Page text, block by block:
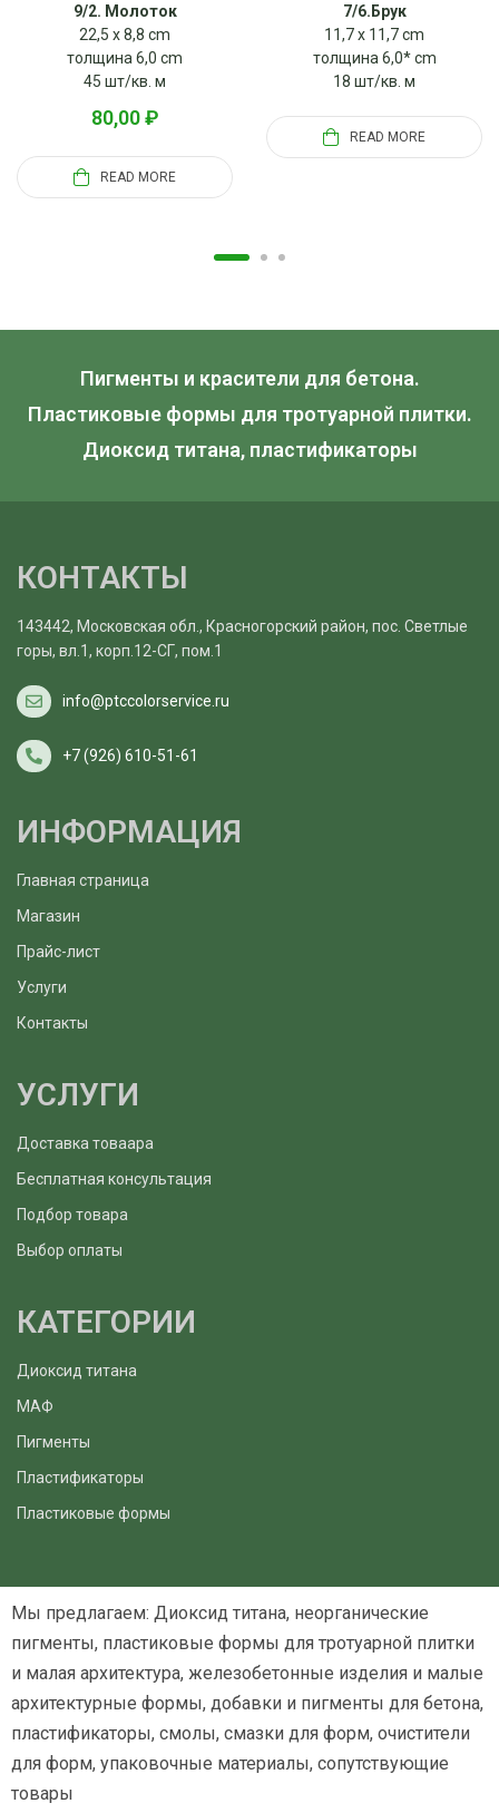
9/2. Молоток
22,5 x 8,8 cm
толщина 6,0 cm
45 шт/кв. м
80,00₽
READ MORE
7/6.Брук
11,7 x 11,7 cm
толщина 6,0* cm
18 шт/кв. м
READ MORE
Пигменты и красители для бетона.
Пластиковые формы для тротуарной плитки.
Диоксид титана, пластификаторы
КОНТАКТЫ
143442, Московская обл., Красногорский район, пос. Светлые
горы, вл.1, корп.12-СГ, пом.1
info@ptccolorservice.ru
+7 (926) 610-51-61
ИНФОРМАЦИЯ
Главная страница
Магазин
Прайс-лист
Услуги
Контакты
УСЛУГИ
Доставка товаара
Бесплатная консультация
Подбор товара
Выбор оплаты
КАТЕГОРИИ
Диоксид титана
МАФ
Пигменты
Пластификаторы
Пластиковые формы
Мы предлагаем: Диоксид титана, неорганические
пигменты, пластиковые формы для тротуарной плитки
и малая архитектура, железобетонные изделия и малые
архитектурные формы, добавки и пигменты для бетона,
пластификаторы, смолы, смазки для форм, очистители
для форм, упаковочные материалы, сопутствующие
товары